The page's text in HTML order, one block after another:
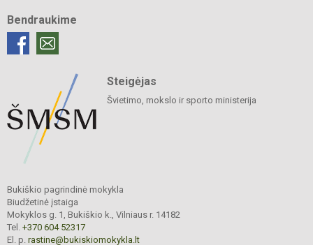
Bendraukime
Steigėjas
Švietimo, mokslo ir sporto ministerija
Bukiškio pagrindinė mokykla
Biudžetinė įstaiga
Mokyklos g. 1, Bukiškio k., Vilniaus r. 14182
Tel. +370 604 52317
El. p. rastine@bukiskiomokykla.lt